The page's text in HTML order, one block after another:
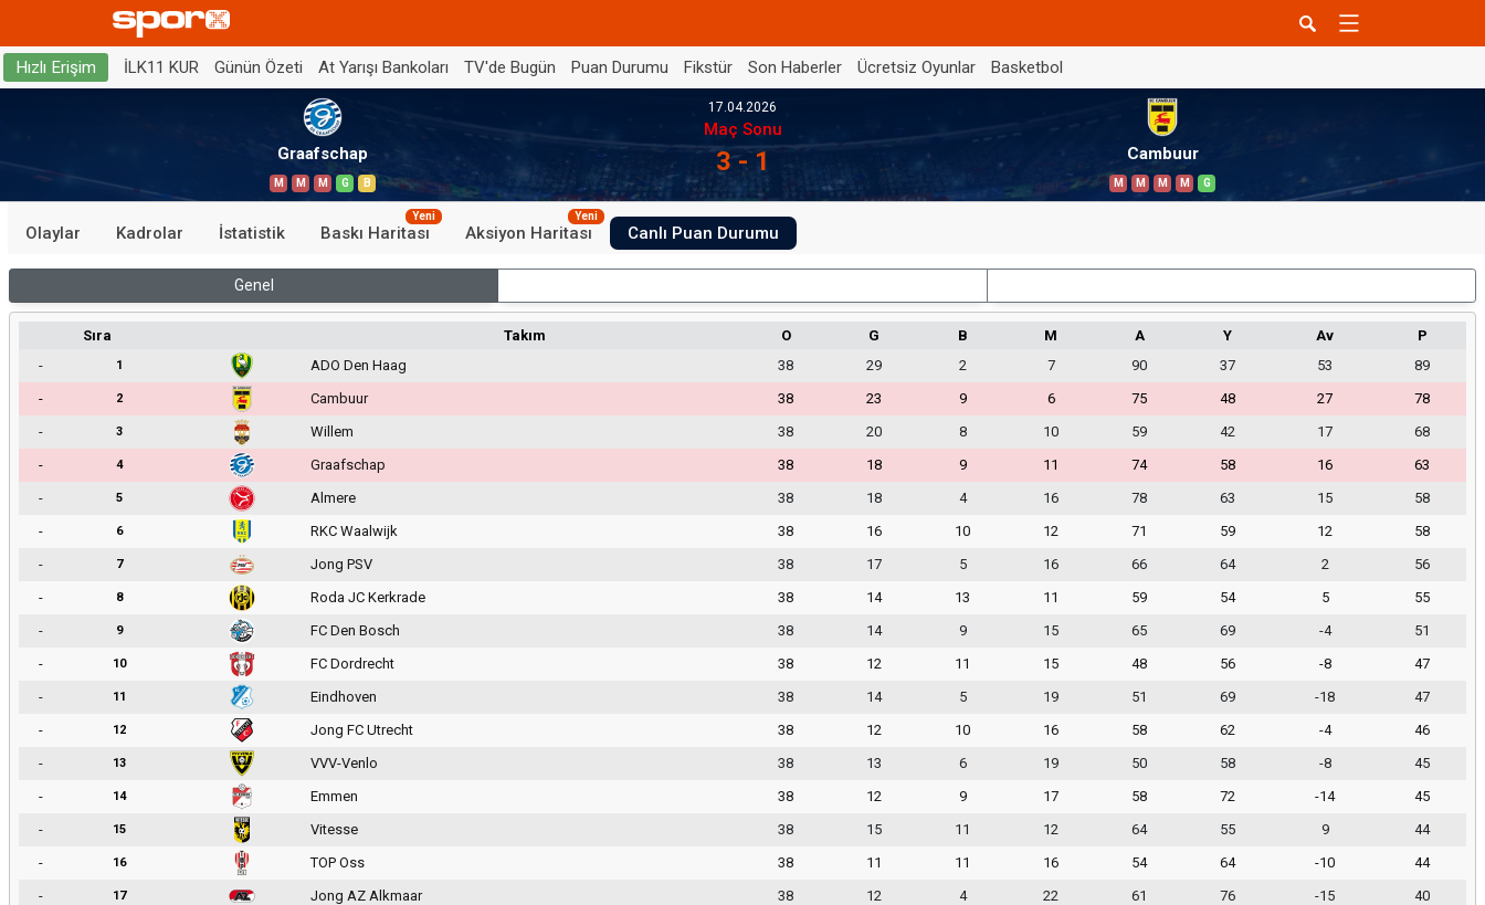
Hızlı Erişim İLK11 KUR Günün Özeti At Yarışı Bankoları TV'de Bugün Puan Durumu Fikstür Son Haberler Ücretsiz Oyunlar Basketbol
Graafschap
M M M G B
17.04.2026
Maç Sonu
3 - 1 Cambuur
M M M M G
Olaylar Kadrolar İstatistik Baskı Haritası
Yeni
Aksiyon Haritası
Yeni
Canlı Puan Durumu
Genel
Sıra Takım O G B M A Y Av
P
-
1 ADO Den Haag 38 29 2 7 90 37 53
89
-
2 Cambuur 38 23 9 6 75 48 27
78
-
3 Willem 38 20 8 10 59 42 17
68
-
4 Graafschap 38 18 9 11 74 58 16
63
-
5 Almere 38 18 4 16 78 63 15
58
-
6 RKC Waalwijk 38 16 10 12 71 59 12
58
-
7 Jong PSV 38 17 5 16 66 64 2
56
-
8 Roda JC Kerkrade 38 14 13 11 59 54 5
55
-
9 FC Den Bosch 38 14 9 15 65 69 -4
51
-
10 FC Dordrecht 38 12 11 15 48 56 -8
47
-
11 Eindhoven 38 14 5 19 51 69 -18
47
-
12 Jong FC Utrecht 38 12 10 16 58 62 -4
46
-
13 VVV-Venlo 38 13 6 19 50 58 -8
45
-
14 Emmen 38 12 9 17 58 72 -14
45
-
15 Vitesse 38 15 11 12 64 55 9
44
-
16 TOP Oss 38 11 11 16 54 64 -10
44
-
17 Jong AZ Alkmaar 38 12 4 22 61 76 -15
40